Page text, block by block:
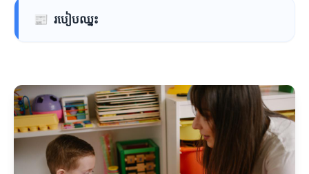
📰 របៀបឈ្នះ